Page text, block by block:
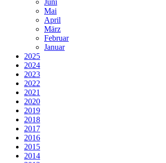
Juni
Mai
April
März
Februar
Januar
2025
2024
2023
2022
2021
2020
2019
2018
2017
2016
2015
2014